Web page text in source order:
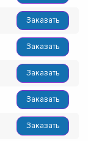
Заказать
Заказать
Заказать
Заказать
Заказать